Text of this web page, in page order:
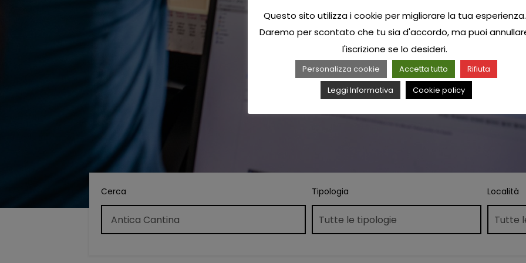
Cerca Tipologia Località
Questo sito utilizza i cookie per migliorare la tua esperienza.
Daremo per scontato che tu sia d'accordo, ma puoi
l'iscrizione se lo desideri.
Personalizza cookie Accetta tutto
Rifiuta
Leggi Informativa
Cookie policy